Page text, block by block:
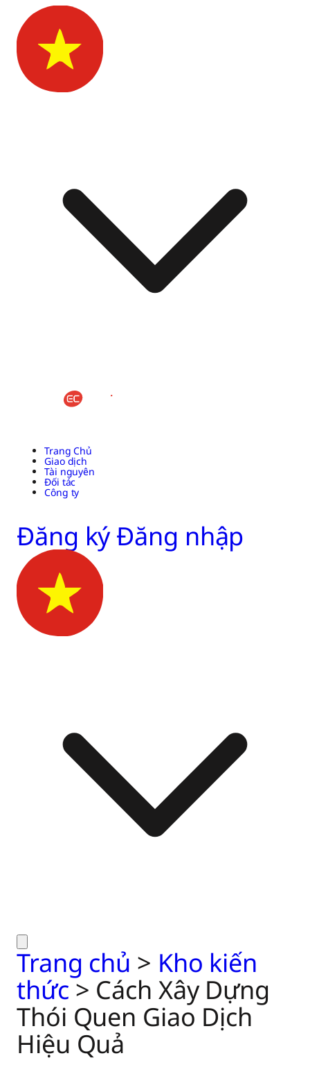
Trang Chủ
Giao dịch
Tài nguyên
Đối tác
Công ty
Đăng ký Đăng nhập
Trang chủ > Kho kiến
thức> Cách Xây Dựng
Thói Quen Giao Dịch
Hiệu Quả